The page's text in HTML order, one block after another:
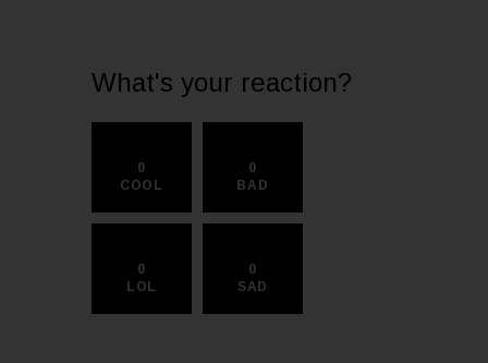
What's your reaction?
0
COOL
0
BAD
0
LOL
0
SAD